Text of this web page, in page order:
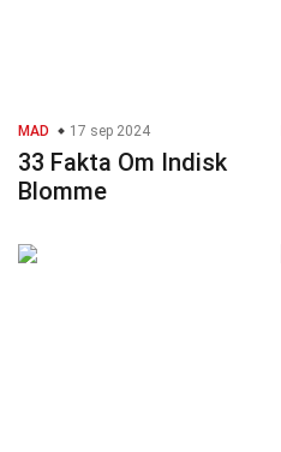
MAD 17 sep 2024
33 Fakta Om Indisk
Blomme